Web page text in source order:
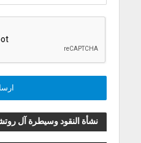
نشأة النقود وسيطرة آل